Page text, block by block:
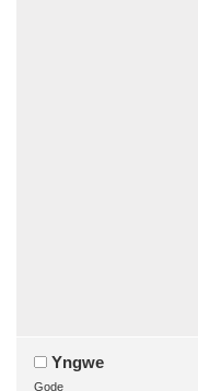
Yngwe
Gode